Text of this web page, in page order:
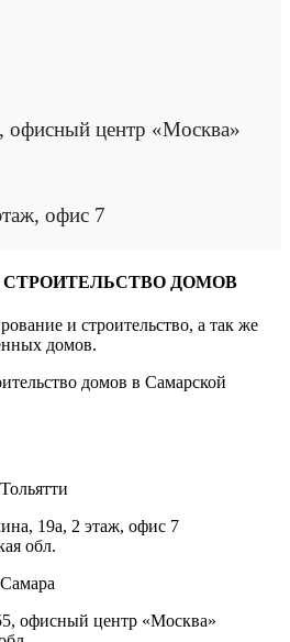
офисный центр «Москва»
офис 7
ДОМОВ
и строительство, а так же
домов.
19а, 2 этаж, офис 7
обл.
офисный центр «Москва»